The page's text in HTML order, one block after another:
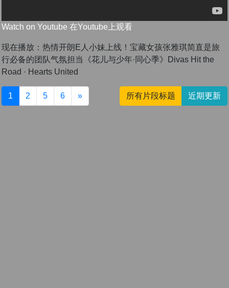
Watch on Youtube 在Youtube上观看
现在播放：热情开朗E人小妹上线！宝藏女孩张雅琪简直是旅
行必备的团队气氛担当《花儿与少年·同心季》Divas Hit the
Road · Hearts United
1 2 5 6 » 所有片段标题 近期更新